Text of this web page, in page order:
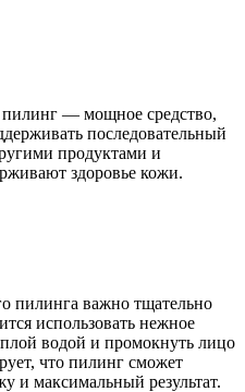
— мощное средство,
последовательный
продуктами и
здоровье кожи.
пилинга важно тщательно
использовать нежное
водой и промокнуть лицо
что пилинг сможет
и максимальный результат.